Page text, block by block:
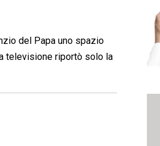
del Papa uno spazio
televisione riportò solo la